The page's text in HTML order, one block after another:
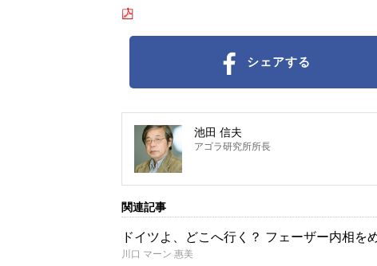
シェアする
池田 信夫
アゴラ研究所所長
関連記事
ドイツよ、どこへ行く？ フェーザー内相を
川口 マーン 惠美